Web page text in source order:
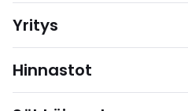
Yritys
Hinnastot